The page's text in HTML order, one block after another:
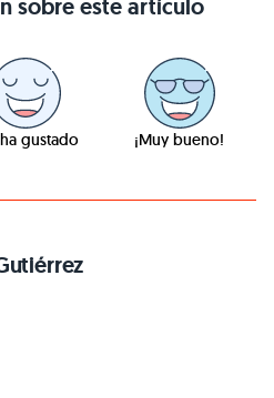
sobre este artículo
gustado ¡Muy bueno!